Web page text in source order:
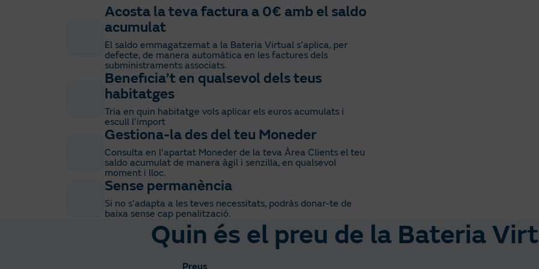
Acosta la teva factura a 0€ amb el saldo
acumulat
El saldo emmagatzemat a la Bateria Virtual s’aplica, per
defecte, de manera automàtica en les factures dels
subministraments associats.
Beneficia’t en qualsevol dels teus
habitatges
Tria en quin habitatge vols aplicar els euros acumulats i
escull l’import
Gestiona-la des del teu Moneder
Consulta en l'apartat Moneder de la teva Àrea Clients el teu
saldo acumulat de manera àgil i senzilla, en qualsevol
moment i lloc.
Sense permanència
Si no s’adapta a les teves necessitats, podràs donar-te de
baixa sense cap penalització.
Quin és el preu de la Bateria
Preus